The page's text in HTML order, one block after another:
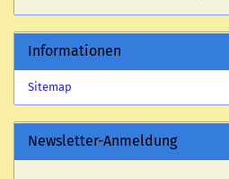
Informationen
Sitemap
Newsletter-Anmeldung